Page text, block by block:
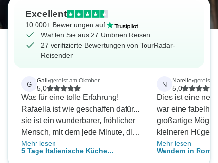
Excellent
10.000+ Bewertungen auf
Wählen Sie aus 27 Umbrien Reisen
27 verifizierte Bewertungen von TourRadar-
Reisenden
G Gail •gereist am Oktober
5,0
Was für eine tolle Erfahrung!
Rafaella ist wie geschaffen dafür...
sie ist ein wunderbarer, fröhlicher
Mensch, mit dem jede Minute, die
wir mit ihr verbrachten, so viel
Spaß machte. Und natürlich
Mehr lesen
5 Tage Italienische Küche
N Narelle•gereist
5,0
Dies ist eine
war eine
großartige
kleineren
als auch die
Mehr lesen
Wandern in Rom,
- Premium